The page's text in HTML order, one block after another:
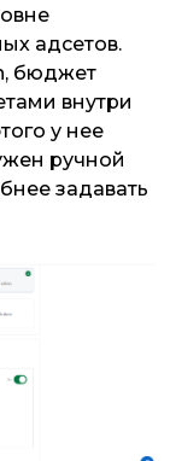
адсетов.
бюджет
внутри
у нее
ручной
задавать